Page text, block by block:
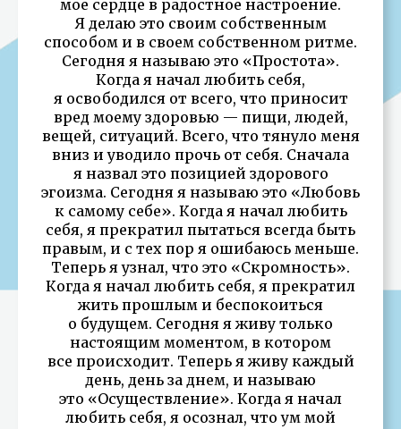
мое сердце в радостное настроение.
Я делаю это своим собственным
способом и в своем собственном ритме.
Сегодня я называю это «Простота».
Когда я начал любить себя,
я освободился от всего, что приносит
вред моему здоровью — пищи, людей,
вещей, ситуаций. Всего, что тянуло меня
вниз и уводило прочь от себя. Сначала
я назвал это позицией здорового
эгоизма. Сегодня я называю это «Любовь
к самому себе». Когда я начал любить
себя, я прекратил пытаться всегда быть
правым, и с тех пор я ошибаюсь меньше.
Теперь я узнал, что это «Скромность».
Когда я начал любить себя, я прекратил
жить прошлым и беспокоиться
о будущем. Сегодня я живу только
настоящим моментом, в котором
все происходит. Теперь я живу каждый
день, день за днем, и называю
это «Осуществление». Когда я начал
любить себя, я осознал, что ум мой